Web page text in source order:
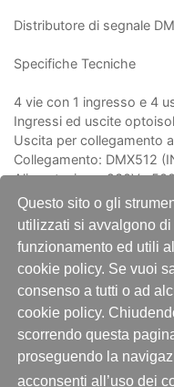
Questo sito o gli
utilizzati si avvalgono
funzionamento ed utili
cookie policy. Se vuoi
consenso a tutti o ad
cookie policy.
scorrendo questa
proseguendo la
acconsenti all’uso dei
Distributore di segnale
Specifiche Tecniche
4 vie con 1 ingresso e 4
Ingressi ed uscite
Uscita per collegamento
Collegamento: DMX512
Alimentazione: 230V~
Corpo: contenitore 1U
Misure (LxAxP):